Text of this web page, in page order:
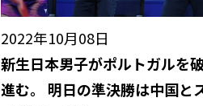
2022年10月08日
新生日本男子がポルトガルを
進む。 明日の準決勝は中国と